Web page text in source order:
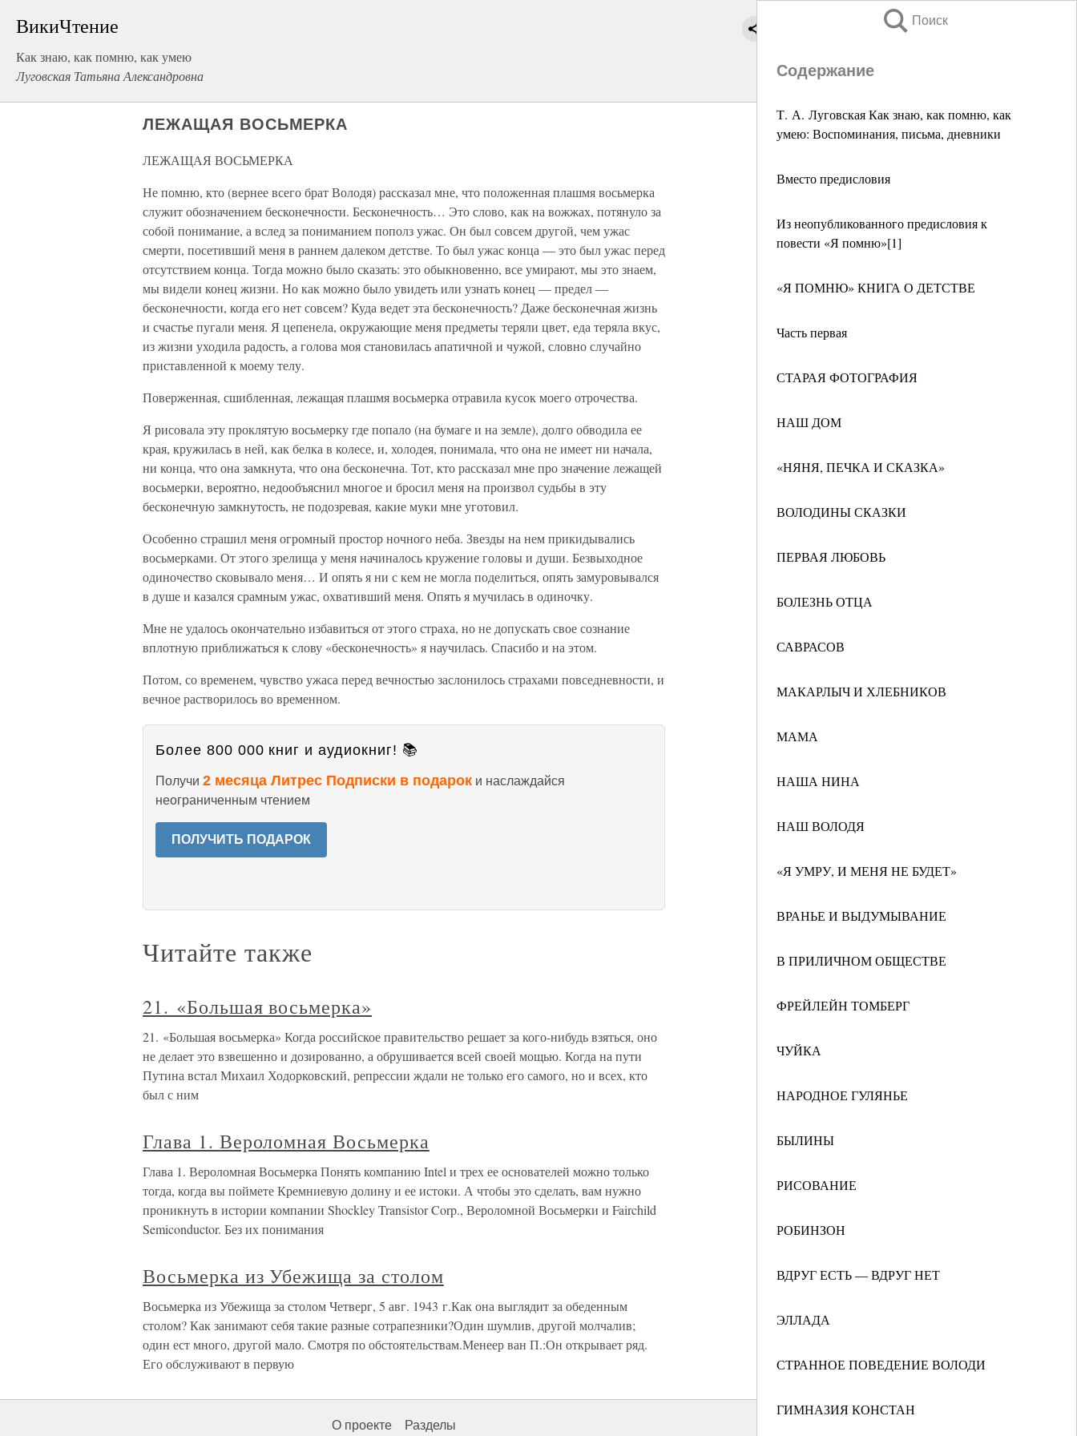
ВикиЧтение
Как знаю, как помню, как умею
Луговская Татьяна Александровна
Поиск
Содержание
Т. А. Луговская Как знаю, как помню, как
умею: Воспоминания, письма, дневники
Вместо предисловия
Из неопубликованного предисловия к
повести «Я помню»[1]
«Я ПОМНЮ» КНИГА О ДЕТСТВЕ
Часть первая
СТАРАЯ ФОТОГРАФИЯ
НАШ ДОМ
«НЯНЯ, ПЕЧКА И СКАЗКА»
ВОЛОДИНЫ СКАЗКИ
ПЕРВАЯ ЛЮБОВЬ
БОЛЕЗНЬ ОТЦА
САВРАСОВ
МАКАРЛЫЧ И ХЛЕБНИКОВ
МАМА
НАША НИНА
НАШ ВОЛОДЯ
«Я УМРУ, И МЕНЯ НЕ БУДЕТ»
ВРАНЬЕ И ВЫДУМЫВАНИЕ
В ПРИЛИЧНОМ ОБЩЕСТВЕ
ФРЕЙЛЕЙН ТОМБЕРГ
ЧУЙКА
НАРОДНОЕ ГУЛЯНЬЕ
БЫЛИНЫ
РИСОВАНИЕ
РОБИНЗОН
ВДРУГ ЕСТЬ — ВДРУГ НЕТ
ЭЛЛАДА
СТРАННОЕ ПОВЕДЕНИЕ ВОЛОДИ
ГИМНАЗИЯ КОНСТАН
ЛЕЖАЩАЯ ВОСЬМЕРКА
ЛЕЖАЩАЯ ВОСЬМЕРКА
Не помню, кто (вернее всего брат Володя) рассказал мне, что положенная плашмя восьмерка
служит обозначением бесконечности. Бесконечность… Это слово, как на вожжах, потянуло за
собой понимание, а вслед за пониманием пополз ужас. Он был совсем другой, чем ужас
смерти, посетивший меня в раннем далеком детстве. То был ужас конца — это был ужас перед
отсутствием конца. Тогда можно было сказать: это обыкновенно, все умирают, мы это знаем,
мы видели конец жизни. Но как можно было увидеть или узнать конец — предел —
бесконечности, когда его нет совсем? Куда ведет эта бесконечность? Даже бесконечная жизнь
и счастье пугали меня. Я цепенела, окружающие меня предметы теряли цвет, еда теряла вкус,
из жизни уходила радость, а голова моя становилась апатичной и чужой, словно случайно
приставленной к моему телу.
Поверженная, сшибленная, лежащая плашмя восьмерка отравила кусок моего отрочества.
Я рисовала эту проклятую восьмерку где попало (на бумаге и на земле), долго обводила ее
края, кружилась в ней, как белка в колесе, и, холодея, понимала, что она не имеет ни начала,
ни конца, что она замкнута, что она бесконечна. Тот, кто рассказал мне про значение лежащей
восьмерки, вероятно, недообъяснил многое и бросил меня на произвол судьбы в эту
бесконечную замкнутость, не подозревая, какие муки мне уготовил.
Особенно страшил меня огромный простор ночного неба. Звезды на нем прикидывались
восьмерками. От этого зрелища у меня начиналось кружение головы и души. Безвыходное
одиночество сковывало меня… И опять я ни с кем не могла поделиться, опять замуровывался
в душе и казался срамным ужас, охвативший меня. Опять я мучилась в одиночку.
Мне не удалось окончательно избавиться от этого страха, но не допускать свое сознание
вплотную приближаться к слову «бесконечность» я научилась. Спасибо и на этом.
Потом, со временем, чувство ужаса перед вечностью заслонилось страхами повседневности, и
вечное растворилось во временном.
Более 800 000 книг и аудиокниг! 📚
Получи 2 месяца Литрес Подписки в подарок и наслаждайся
неограниченным чтением
ПОЛУЧИТЬ ПОДАРОК
Читайте также
21. «Большая восьмерка»
21. «Большая восьмерка» Когда российское правительство решает за кого-нибудь взяться, оно
не делает это взвешенно и дозированно, а обрушивается всей своей мощью. Когда на пути
Путина встал Михаил Ходорковский, репрессии ждали не только его самого, но и всех, кто
был с ним
Глава 1. Вероломная Восьмерка
Глава 1. Вероломная Восьмерка Понять компанию Intel и трех ее основателей можно только
тогда, когда вы поймете Кремниевую долину и ее истоки. А чтобы это сделать, вам нужно
проникнуть в истории компании Shockley Transistor Corp., Вероломной Восьмерки и Fairchild
Semiconductor. Без их понимания
Восьмерка из Убежища за столом
Восьмерка из Убежища за столом Четверг, 5 авг. 1943 г.Как она выглядит за обеденным
столом? Как занимают себя такие разные сотрапезники?Один шумлив, другой молчалив;
один ест много, другой мало. Смотря по обстоятельствам.Менеер ван П.:Он открывает ряд.
Его обслуживают в первую
О проекте Разделы